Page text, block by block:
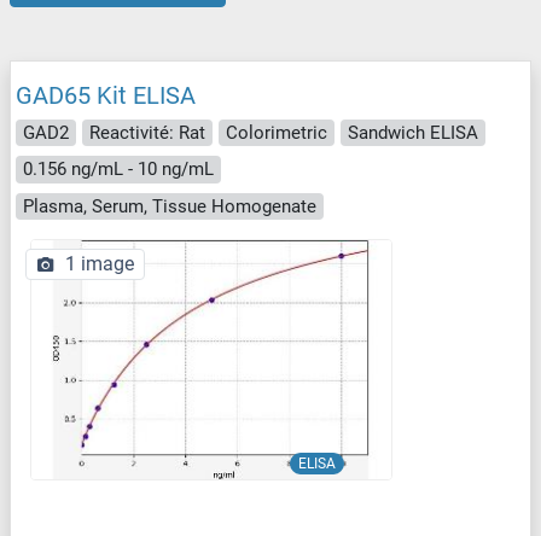
GAD65 Kit ELISA
GAD2 Reactivité: Rat Colorimetric
Sandwich ELISA
0.156 ng/mL - 10 ng/mL
Plasma, Serum, Tissue Homogenate
ELISA
1 image